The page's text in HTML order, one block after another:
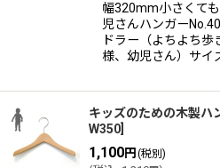
幅320mm小さくて
児さんハンガー
ドラー（よちよち
様、幼児さん）サイ
キッズのための木製
W350
1,100円 (税別)